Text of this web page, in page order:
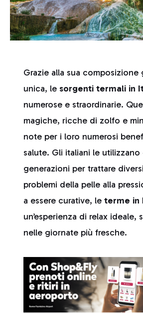
Grazie alla sua composizione
unica, le sorgenti termali in
numerose e straordinarie.
magiche, ricche di zolfo e
note per i loro numerosi
salute. Gli italiani le utilizzano
generazioni per trattare
problemi della pelle alla
a essere curative, le terme in
un’esperienza di relax ideale,
nelle giornate più fresche.